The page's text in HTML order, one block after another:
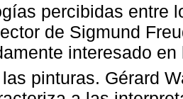
percibidas entre
de Sigmund
interesado
pinturas. Gérard